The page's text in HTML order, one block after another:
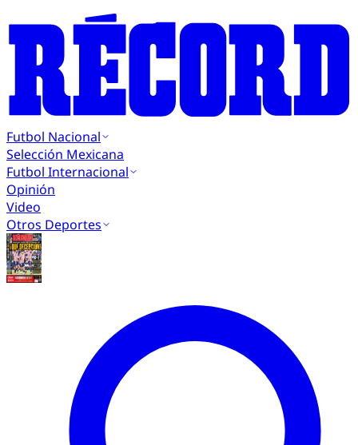
Futbol Nacional
Selección Mexicana
Futbol Internacional
Opinión
Video
Otros Deportes